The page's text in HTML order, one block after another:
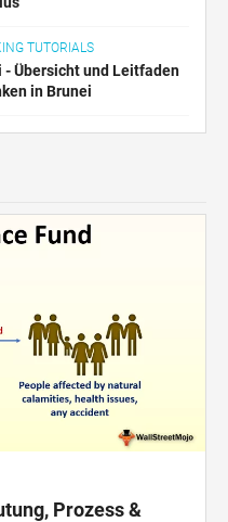
TUTORIALS
- Übersicht und Leitfaden
in Brunei
Prozess &